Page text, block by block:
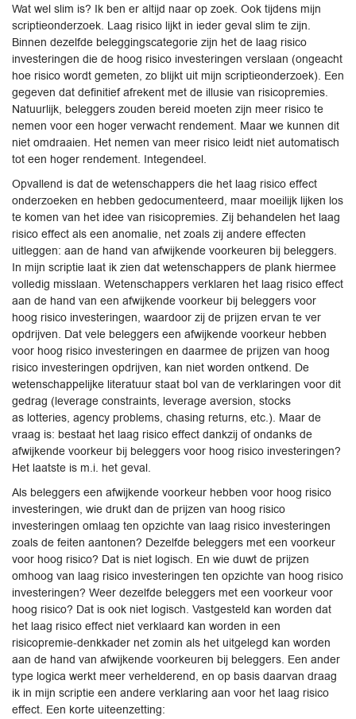
Wat wel slim is? Ik ben er altijd naar op zoek. Ook tijdens mijn
scriptieonderzoek. Laag risico lijkt in ieder geval slim te zijn.
Binnen dezelfde beleggingscategorie zijn het de laag risico
investeringen die de hoog risico investeringen verslaan (ongeacht
hoe risico wordt gemeten, zo blijkt uit mijn scriptieonderzoek). Een
gegeven dat definitief afrekent met de illusie van risicopremies.
Natuurlijk, beleggers zouden bereid moeten zijn meer risico te
nemen voor een hoger verwacht rendement. Maar we kunnen dit
niet omdraaien. Het nemen van meer risico leidt niet automatisch
tot een hoger rendement. Integendeel.
Opvallend is dat de wetenschappers die het laag risico effect
onderzoeken en hebben gedocumenteerd, maar moeilijk lijken los
te komen van het idee van risicopremies. Zij behandelen het laag
risico effect als een anomalie, net zoals zij andere effecten
uitleggen: aan de hand van afwijkende voorkeuren bij beleggers.
In mijn scriptie laat ik zien dat wetenschappers de plank hiermee
volledig misslaan. Wetenschappers verklaren het laag risico effect
aan de hand van een afwijkende voorkeur bij beleggers voor
hoog risico investeringen, waardoor zij de prijzen ervan te ver
opdrijven. Dat vele beleggers een afwijkende voorkeur hebben
voor hoog risico investeringen en daarmee de prijzen van hoog
risico investeringen opdrijven, kan niet worden ontkend. De
wetenschappelijke literatuur staat bol van de verklaringen voor dit
gedrag (leverage constraints, leverage aversion, stocks
as lotteries, agency problems, chasing returns, etc.). Maar de
vraag is: bestaat het laag risico effect dankzij of ondanks de
afwijkende voorkeur bij beleggers voor hoog risico investeringen?
Het laatste is m.i. het geval.
Als beleggers een afwijkende voorkeur hebben voor hoog risico
investeringen, wie drukt dan de prijzen van hoog risico
investeringen omlaag ten opzichte van laag risico investeringen
zoals de feiten aantonen? Dezelfde beleggers met een voorkeur
voor hoog risico? Dat is niet logisch. En wie duwt de prijzen
omhoog van laag risico investeringen ten opzichte van hoog risico
investeringen? Weer dezelfde beleggers met een voorkeur voor
hoog risico? Dat is ook niet logisch. Vastgesteld kan worden dat
het laag risico effect niet verklaard kan worden in een
risicopremie-denkkader net zomin als het uitgelegd kan worden
aan de hand van afwijkende voorkeuren bij beleggers. Een ander
type logica werkt meer verhelderend, en op basis daarvan draag
ik in mijn scriptie een andere verklaring aan voor het laag risico
effect. Een korte uiteenzetting: